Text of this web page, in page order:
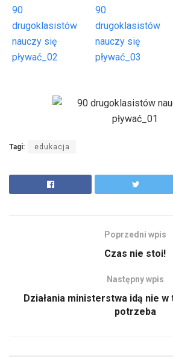
90
drugoklasistów
nauczy się
pływać_02
90
drugoklasistów
nauczy się
pływać_03
Tagi: edukacja
Poprzedni wpis
Czas nie stoi!
Następny wpis
Działania ministerstwa idą nie
potrzeba